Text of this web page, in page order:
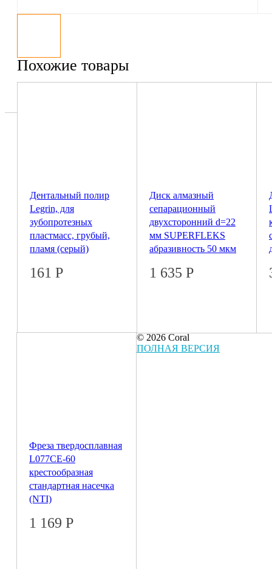
Похожие товары
Дентальный полир
Legrin, для
зубопротезных
пластмасс, грубый,
пламя (серый)
161 Р
Диск алмазный
сепарационный
двухсторонний d=22
мм SUPERFLEKS
абразивность 50 мкм
1 635 Р
Фреза твердосплавная
L077CE-60
крестообразная
стандартная насечка
(NTI)
1 169 Р
© 2026 Coral
ПОЛНАЯ ВЕРСИЯ